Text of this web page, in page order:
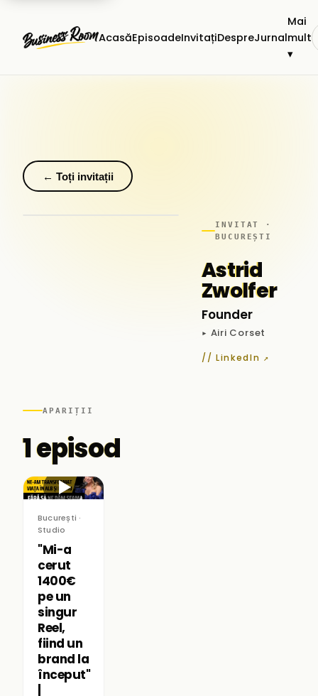
AcasăEpisoadeInvitațiDespreJurnal
Mai
mult
▾
← Toți invitații
INVITAT ·
BUCUREȘTI
Astrid
Zwolfer
Founder
▸ Airi Corset
// LinkedIn ↗
APARIȚII
1 episod
▶
București ·
Studio
"Mi-a
cerut
1400€
pe un
singur
Reel,
fiind un
brand la
început"